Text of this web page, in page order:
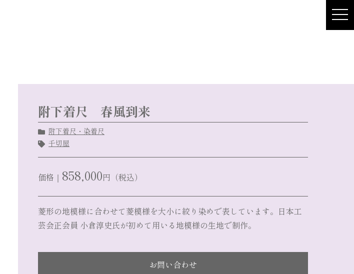
附下着尺 春風到来
附下着尺・染着尺
千切屋
価格｜ 858,000円（税込）
菱形の地模様に合わせて菱模様を大小に絞り染めで表しています。日本工
芸会正会員 小倉淳史氏が初めて用いる地模様の生地で制作。
お問い合わせ